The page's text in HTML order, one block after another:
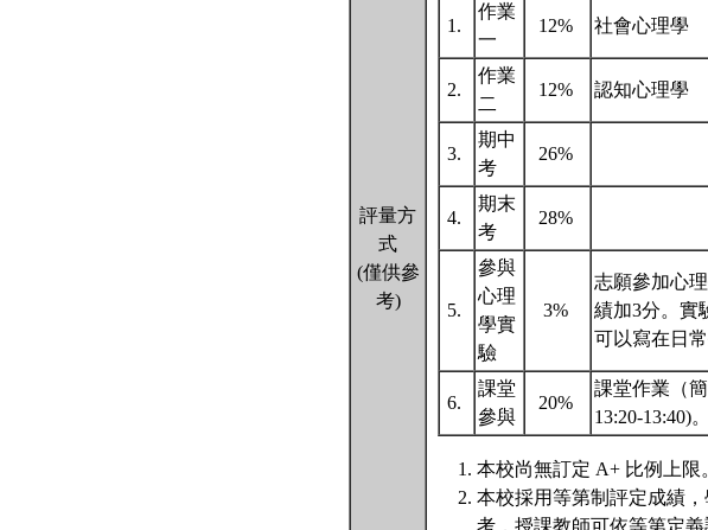
評量方
式
(僅供參
考)
1.
作業
一
12% 社會心理學
2.
作業
二
12% 認知心理學
3.
期中
考
26%
4.
期末
考
28%
5.
參與
心理
學實
驗
3%
志願參加心
績加3分。實
可以寫在日
6.
課堂
參與
20%
課堂作業（
13:20-13:40)。
本校尚無訂定 A+ 比例上限
本校採用等第制評定成績
考，授課教師可依等第定